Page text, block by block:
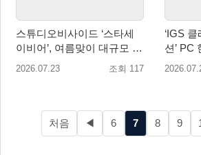
스튜디오비사이드 ‘스타세
이비어’, 여름맞이 대규모 업
데이트
2026.07.23 조회 117
‘IGS
션’ PC
일 월드
처음 ◀ 6 7 8 9